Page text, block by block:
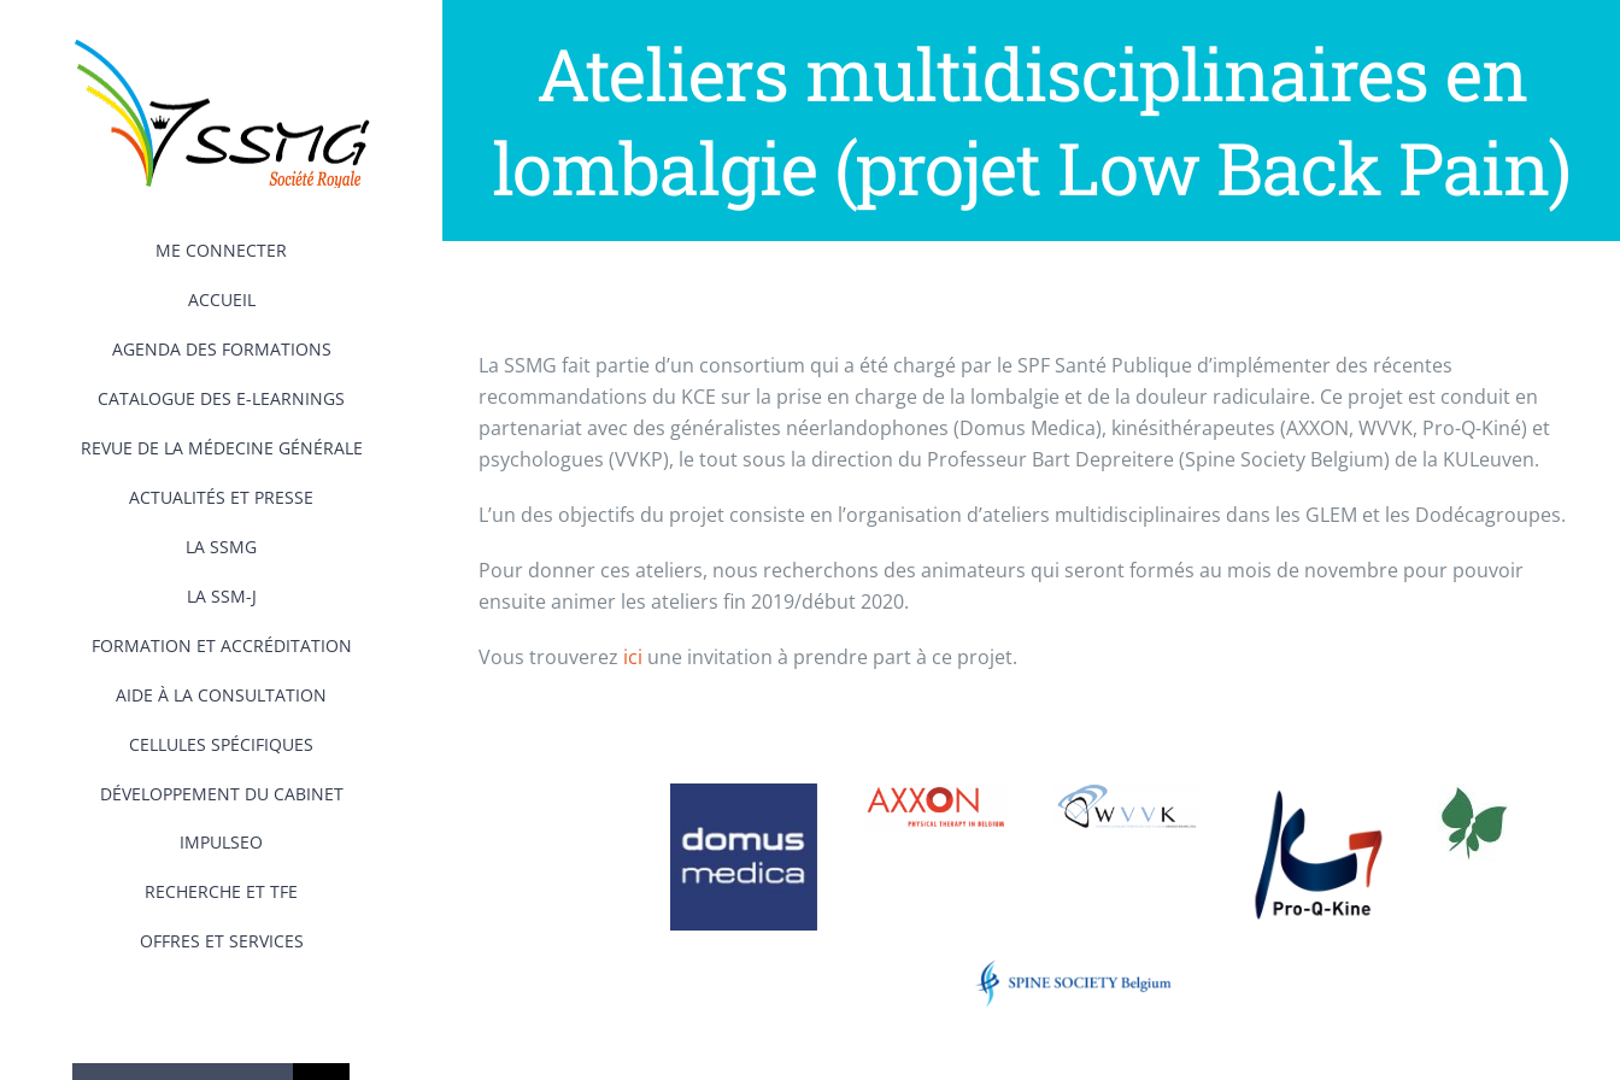
ME CONNECTER
ACCUEIL
AGENDA DES FORMATIONS
CATALOGUE DES E-LEARNINGS
REVUE DE LA MÉDECINE GÉNÉRALE
ACTUALITÉS ET PRESSE
LA SSMG
LA SSM-J
FORMATION ET ACCRÉDITATION
AIDE À LA CONSULTATION
CELLULES SPÉCIFIQUES
DÉVELOPPEMENT DU CABINET
IMPULSEO
RECHERCHE ET TFE
OFFRES ET SERVICES
Ateliers multidisciplinaires en
lombalgie (projet Low Back Pain)
La SSMG fait partie d’un consortium qui a été chargé par le SPF Santé Publique d’implémenter des récentes
recommandations du KCE sur la prise en charge de la lombalgie et de la douleur radiculaire. Ce projet est conduit en
partenariat avec des généralistes néerlandophones (Domus Medica), kinésithérapeutes (AXXON, WVVK, Pro-Q-Kiné) et
psychologues (VVKP), le tout sous la direction du Professeur Bart Depreitere (Spine Society Belgium) de la KULeuven.
L’un des objectifs du projet consiste en l’organisation d’ateliers multidisciplinaires dans les GLEM et les Dodécagroupes.
Pour donner ces ateliers, nous recherchons des animateurs qui seront formés au mois de novembre pour pouvoir
ensuite animer les ateliers fin 2019/début 2020.
Vous trouverez ici une invitation à prendre part à ce projet.